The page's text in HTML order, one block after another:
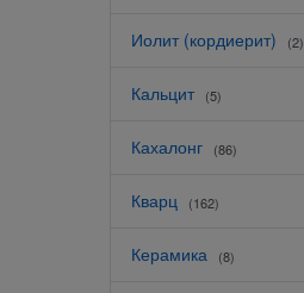
Иолит (кордиерит) (2)
Кальцит (5)
Кахалонг (86)
Кварц (162)
Керамика (8)